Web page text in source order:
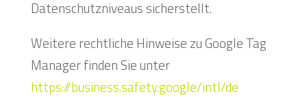
Datenschutzniveaus sicherstellt.
Weitere rechtliche Hinweise zu Google Tag
Manager finden Sie unter
https://business.safety.google/intl/de